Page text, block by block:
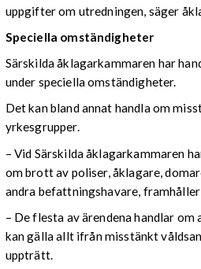
uppgifter om utredningen, säger
Speciella omständigheter
Särskilda åklagarkammaren har
under speciella omständigheter.
Det kan bland annat handla om
yrkesgrupper.
– Vid Särskilda åklagarkammaren
om brott av poliser, åklagare,
andra befattningshavare,
– De flesta av ärendena handlar
kan gälla allt ifrån misstänkt
uppträtt.